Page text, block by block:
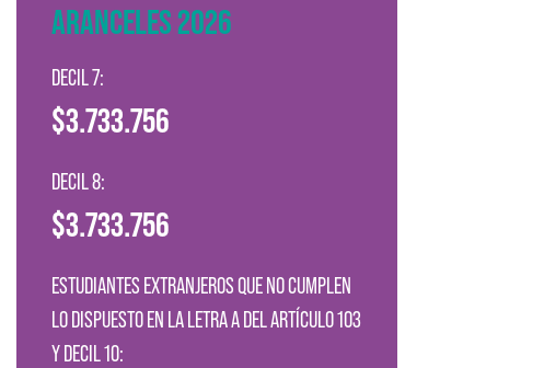
ARANCELES 2026
DECIL 7:
$3.733.756
DECIL 8:
$3.733.756
ESTUDIANTES EXTRANJEROS QUE NO CUMPLEN
LO DISPUESTO EN LA LETRA A DEL ARTÍCULO 103
Y DECIL 10: